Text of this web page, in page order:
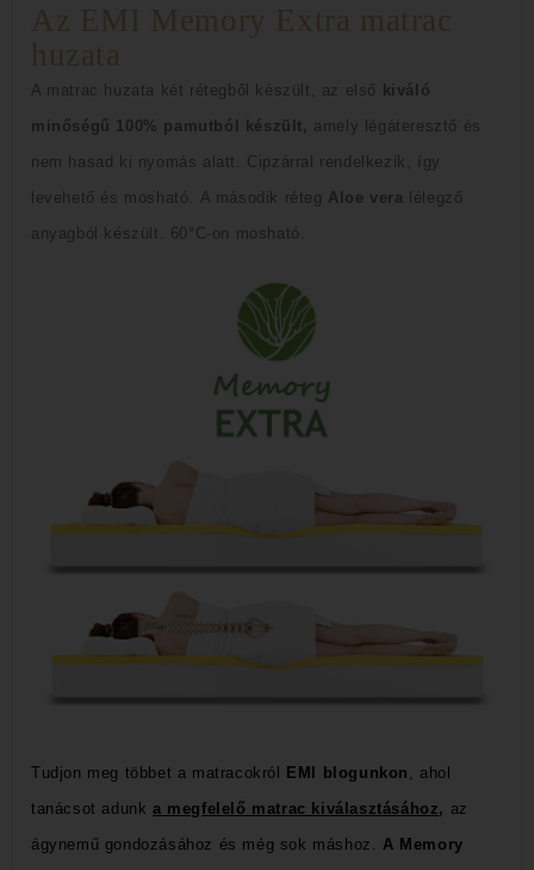
Az EMI Memory Extra matrac
huzata
A matrac huzata két rétegből készült, az első
kiváló
minőségű 100% pamutból készült, amely légáteresztő és
nem hasad ki nyomás alatt. Cipzárral rendelkezik, így
levehető és mosható. A második réteg Aloe vera lélegző
anyagból készült. 60°C-on mosható.
Tudjon meg többet a matracokról EMI blogunkon , ahol
t anácsot adunka megfelelő matrac kiválasztásához, az
ágynemű gondozásához és még sok máshoz.A Memory